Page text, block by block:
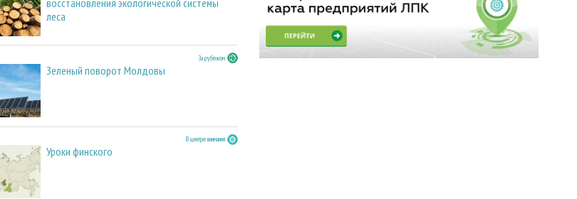
леса
За рубежом
Зеленый поворот Молдовы
В центре внимания
Уроки финского